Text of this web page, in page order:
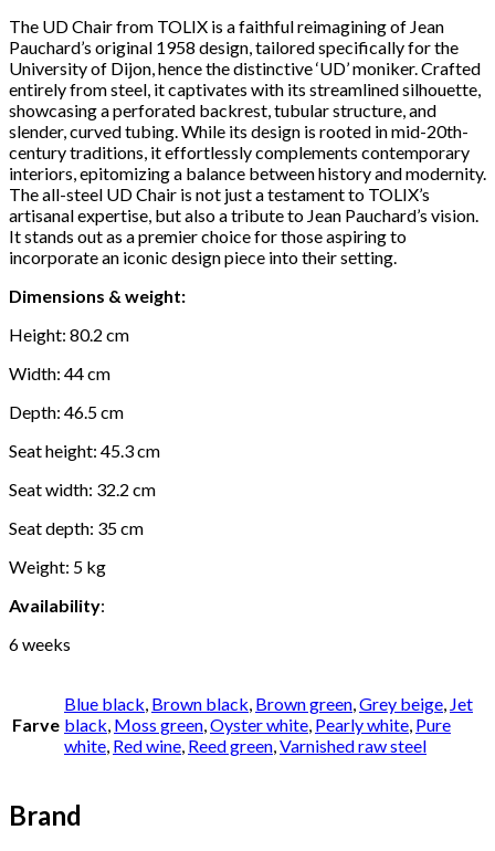
The UD Chair from TOLIX is a faithful reimagining of Jean
Pauchard’s original 1958 design, tailored specifically for the
University of Dijon, hence the distinctive ‘UD’ moniker. Crafted
entirely from steel, it captivates with its streamlined silhouette,
showcasing a perforated backrest, tubular structure, and
slender, curved tubing. While its design is rooted in mid-20th-
century traditions, it effortlessly complements contemporary
interiors, epitomizing a balance between history and modernity.
The all-steel UD Chair is not just a testament to TOLIX’s
artisanal expertise, but also a tribute to Jean Pauchard’s vision.
It stands out as a premier choice for those aspiring to
incorporate an iconic design piece into their setting.
Dimensions & weight:
Height: 80.2 cm
Width: 44 cm
Depth: 46.5 cm
Seat height: 45.3 cm
Seat width: 32.2 cm
Seat depth: 35 cm
Weight: 5 kg
Availability:
6 weeks
Farve
Blue black, Brown black, Brown green,Grey beige, Jet
black, Moss green,Oyster white, Pearly white, Pure
white, Red wine, Reed green,Varnished raw steel
Brand